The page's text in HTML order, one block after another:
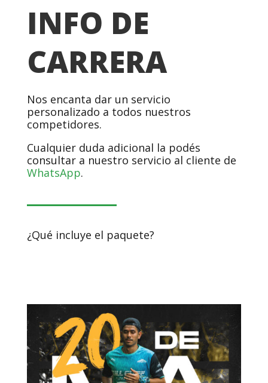
INFO DE
CARRERA
Nos encanta dar un servicio
personalizado a todos nuestros
competidores.
Cualquier duda adicional la podés
consultar a nuestro servicio al cliente de
WhatsApp.
¿Qué incluye el paquete?